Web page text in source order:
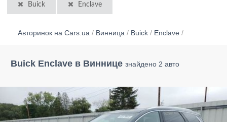
Buick Enclave
Авторинок на Cars.ua / Винница / Buick / Enclave /
Buick Enclave в Виннице знайдено 2 авто